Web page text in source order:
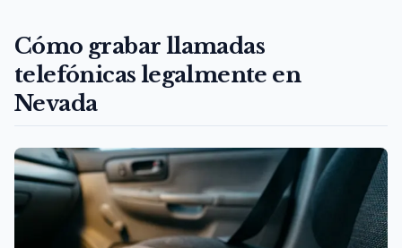
Cómo grabar llamadas
telefónicas legalmente en
Nevada